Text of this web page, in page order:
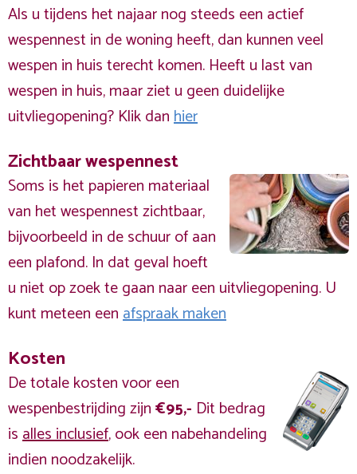
Als u tijdens het najaar nog steeds een actief
wespennest in de woning heeft, dan kunnen veel
wespen in huis terecht komen. Heeft u last van
wespen in huis, maar ziet u geen duidelijke
uitvliegopening? Klik danhier
Zichtbaar wespennest
Soms is het papieren materiaal
van het wespennest zichtbaar,
bijvoorbeeld in de schuur of aan
een plafond. In dat geval hoeft
u niet op zoek te gaan naar een uitvliegopening. U
kunt meteen eenafspraak maken
Kosten
De totale kosten voor een
wespenbestrijding zijn€95,- Dit bedrag
isalles inclusief, ook een nabehandeling
indien noodzakelijk.